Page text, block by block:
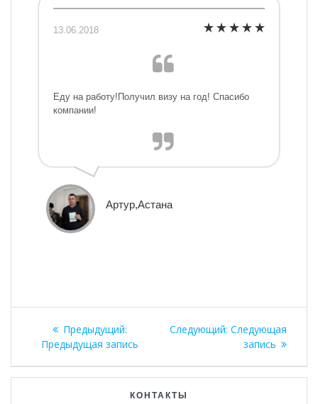
13.06.2018
Еду на работу!Получил визу на год! Спасибо
компании!
Артур,Астана
Навигация
записям
Предыдущий: Предыдущая
запись:
Предыдущая запись
Следующий: Следующая
запись:
Следующая
запись
КОНТАКТЫ